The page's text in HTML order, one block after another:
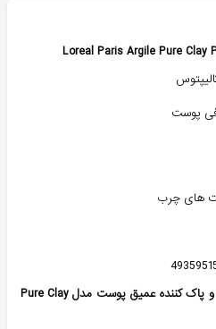
Loreal Paris Argile Pure Clay
پوست
های چرب
ژل شستشوی خاک رس مات کننده و پاک كننده عميق پوست مدل Pure Clay